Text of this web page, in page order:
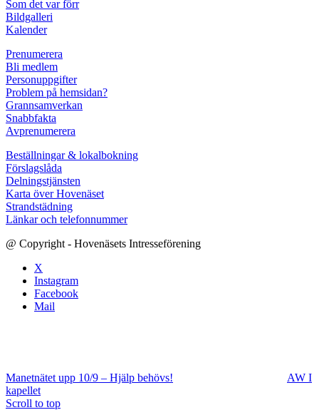
Som det var förr
Bildgalleri
Kalender
Prenumerera
Bli medlem
Personuppgifter
Problem på hemsidan?
Grannsamverkan
Snabbfakta
Avprenumerera
Beställningar & lokalbokning
Förslagslåda
Delningstjänsten
Karta över Hovenäset
Strandstädning
Länkar och telefonnummer
@ Copyright - Hovenäsets Intresseförening
X
Instagram
Facebook
Mail
Manetnätet upp 10/9 – Hjälp behövs!
AW I
kapellet
Scroll to top